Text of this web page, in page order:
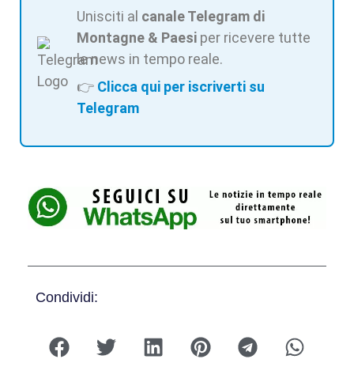
Unisciti al canale Telegram di
Montagne & Paesi per ricevere tutte
le news in tempo reale.
👉 Clicca qui per iscriverti su
Telegram
Condividi: